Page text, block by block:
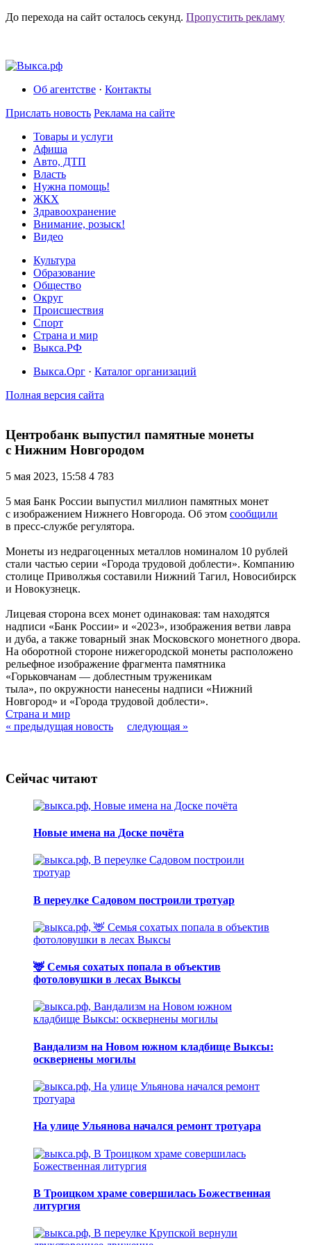
До перехода на сайт осталось секунд. Пропустить рекламу
Об агентстве · Контакты
Прислать новость Реклама на сайте
Товары и услуги
Афиша
Авто, ДТП
Власть
Нужна помощь!
ЖКХ
Здравоохранение
Внимание, розыск!
Видео
Культура
Образование
Общество
Округ
Происшествия
Спорт
Страна и мир
Выкса.РФ
Выкса.Орг · Каталог организаций
Полная версия сайта
Центробанк выпустил памятные монеты
с Нижним Новгородом
5 мая 2023, 15:58 4 783
5 мая Банк России выпустил миллион памятных монет
с изображением Нижнего Новгорода. Об этом сообщили
в пресс-службе регулятора.
Монеты из недрагоценных металлов номиналом 10 рублей
стали частью серии «Города трудовой доблести». Компанию
столице Приволжья составили Нижний Тагил, Новосибирск
и Новокузнецк.
Лицевая сторона всех монет одинаковая: там находятся
надписи «Банк России» и «2023», изображения ветви лавра
и дуба, а также товарный знак Московского монетного двора.
На оборотной стороне нижегородской монеты расположено
рельефное изображение фрагмента памятника
«Горьковчанам — доблестным труженикам
тыла», по окружности нанесены надписи «Нижний
Новгород» и «Города трудовой доблести».
Страна и мир
« предыдущая новость
следующая »
Сейчас читают
Новые имена на Доске почёта
В переулке Садовом построили тротуар
🦌 Семья сохатых попала в объектив
фотоловушки в лесах Выксы
Вандализм на Новом южном кладбище Выксы:
осквернены могилы
На улице Ульянова начался ремонт тротуара
В Троицком храме совершилась Божественная
литургия